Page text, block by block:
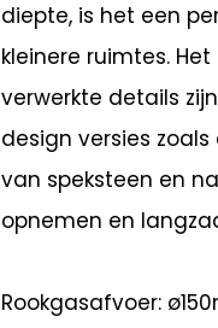
diepte, is het een
kleinere ruimtes.
verwerkte details
design versies
van speksteen en
opnemen en
Rookgasafvoer: